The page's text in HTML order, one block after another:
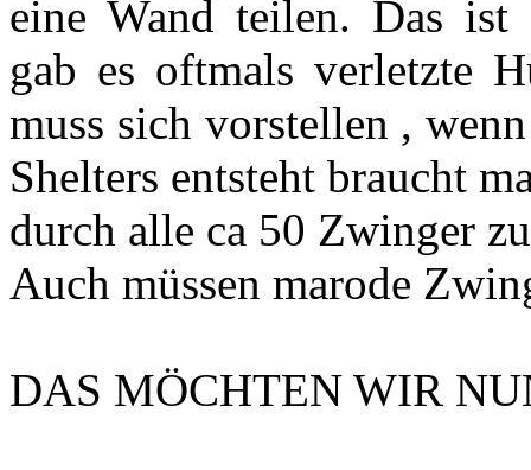
eine Wand teilen. Das ist
gab es oftmals verletzte
muss sich vorstellen ,
Shelters entsteht braucht
durch alle ca 50 Zwinger
Auch müssen marode
DAS MÖCHTEN WIR